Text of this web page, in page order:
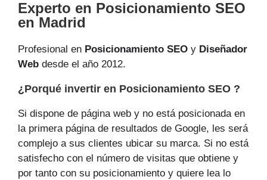
Experto en Posicionamiento SEO
en Madrid
Profesional en Posicionamiento SEO y Diseñador
Web desde el año 2012.
¿Porqué invertir en Posicionamiento SEO ?
Si dispone de página web y no está posicionada en
la primera página de resultados de Google, les será
complejo a sus clientes ubicar su marca. Si no está
satisfecho con el número de visitas que obtiene y
por tanto con su posicionamiento y quiere lea lo